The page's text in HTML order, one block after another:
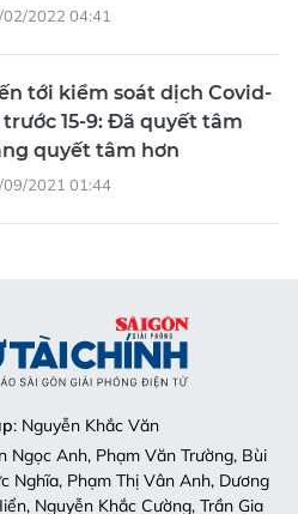
2022 04:41
tới kiểm soát dịch Covid-
trước 15-9: Đã quyết tâm
quyết tâm hơn
2021 01:44
: Nguyễn Khắc Văn
Ngọc Anh, Phạm Văn Trường, Bùi
Nghĩa, Phạm Thị Vân Anh, Dương
Nguyễn Khắc Cường, Trần Gia